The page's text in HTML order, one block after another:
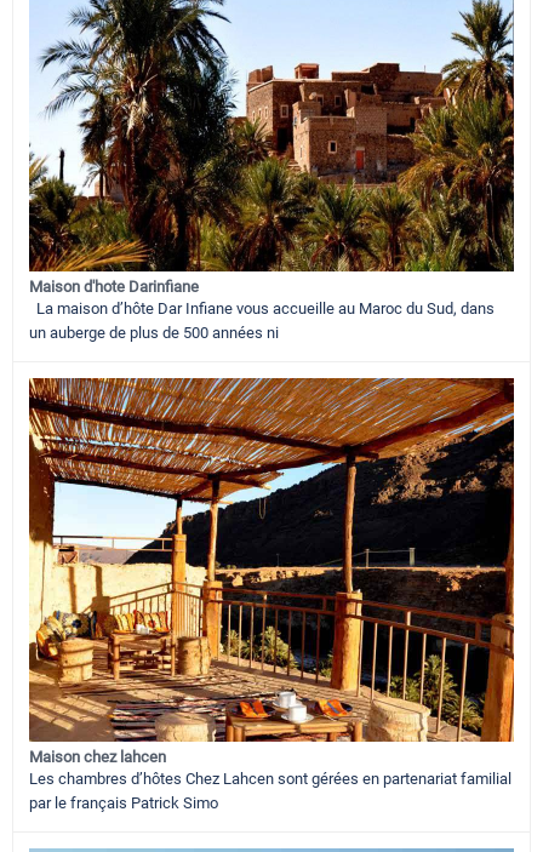
Maison d'hote Darinfiane
La maison d’hôte Dar Infiane vous accueille au Maroc du Sud, dans
un auberge de plus de 500 années ni
Maison chez lahcen
Les chambres d’hôtes Chez Lahcen sont gérées en partenariat familial
par le français Patrick Simo